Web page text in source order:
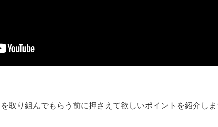
取り組んでもらう前に押さえて欲しいポイントを紹介し